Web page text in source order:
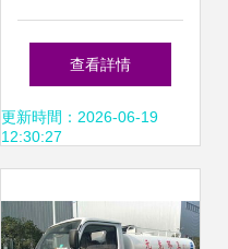
一款被時代銘記的
家用多功能車
查看詳情
更新時間：2026-06-19
12:30:27